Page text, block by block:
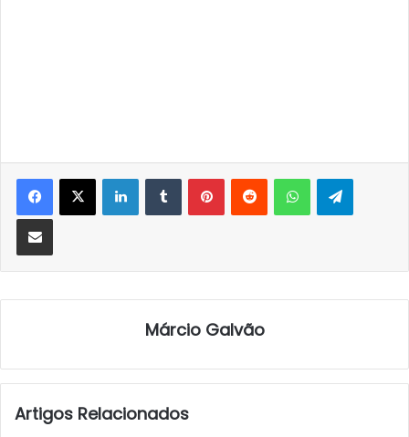
LinkedInTumblrPinterestReddit WhatsApp
Partilhar Via Email
Márcio Galvão
Artigos Relacionados